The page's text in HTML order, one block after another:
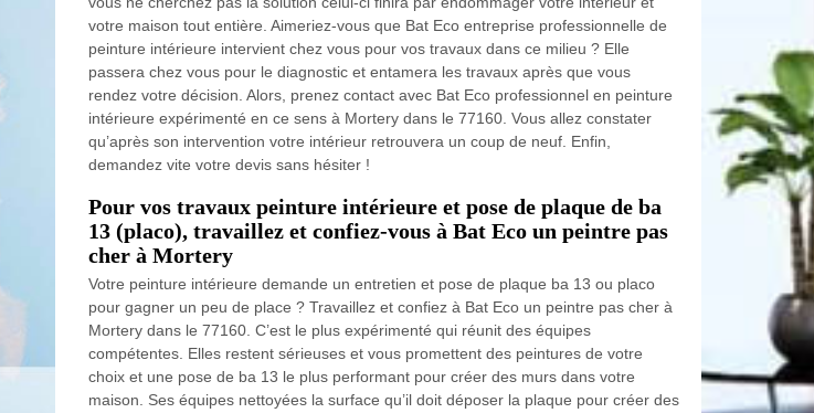
votre maison tout entière. Aimeriez-vous que Bat Eco entreprise professionnelle de
peinture intérieure intervient chez vous pour vos travaux dans ce milieu ? Elle
passera chez vous pour le diagnostic et entamera les travaux après que vous
rendez votre décision. Alors, prenez contact avec Bat Eco professionnel en peinture
intérieure expérimenté en ce sens à Mortery dans le 77160. Vous allez constater
qu’après son intervention votre intérieur retrouvera un coup de neuf. Enfin,
demandez vite votre devis sans hésiter !
Pour vos travaux peinture intérieure et pose de plaque de ba
13 (placo), travaillez et confiez-vous à Bat Eco un peintre pas
cher à Mortery
Votre peinture intérieure demande un entretien et pose de plaque ba 13 ou placo
pour gagner un peu de place ? Travaillez et confiez à Bat Eco un peintre pas cher à
Mortery dans le 77160. C’est le plus expérimenté qui réunit des équipes
compétentes. Elles restent sérieuses et vous promettent des peintures de votre
choix et une pose de ba 13 le plus performant pour créer des murs dans votre
maison. Ses équipes nettoyées la surface qu’il doit déposer la plaque pour créer des